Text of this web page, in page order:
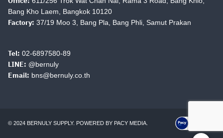
Bang Kho Laem, Bangkok 10120
Factory: 37/19 Moo 3, Bang Pla, Bang Phli, Samut Prakan
Tel: 02-6897580-89
LINE: @bernuly
Email: bns@bernuly.co.th
© 2024 BERNULY SUPPLY. POWERED BY PACY MEDIA